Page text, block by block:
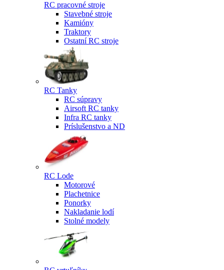
RC pracovné stroje
Stavebné stroje
Kamióny
Traktory
Ostatní RC stroje
RC Tanky
RC súpravy
Airsoft RC tanky
Infra RC tanky
Príslušenstvo a ND
RC Lode
Motorové
Plachetnice
Ponorky
Nakladanie lodí
Stolné modely